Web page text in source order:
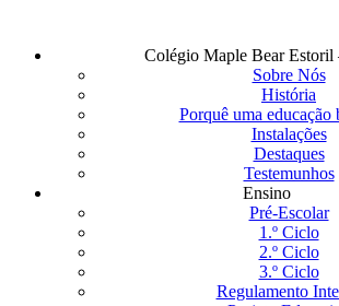
Fechar
Colégio Maple Bear Estoril
Sobre Nós
História
Porquê uma educação
Instalações
Destaques
Testemunhos
Ensino
Pré-Escolar
1.º Ciclo
2.º Ciclo
3.º Ciclo
Regulamento